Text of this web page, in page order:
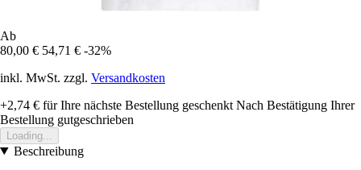
Ab
80,00 € 54,71 € -32%
inkl. MwSt. zzgl. Versandkosten
+2,74 € für Ihre nächste Bestellung geschenkt Nach Bestätigung Ihrer
Bestellung gutgeschrieben
Loading...
Beschreibung